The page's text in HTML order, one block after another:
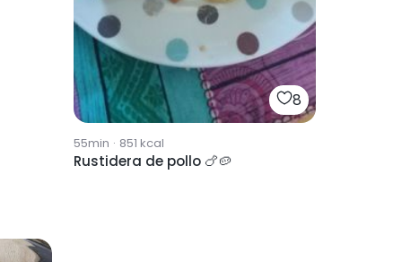
8
55min · 851 kcal
Rustidera de pollo 🍗🥔